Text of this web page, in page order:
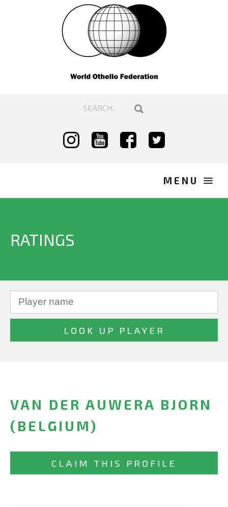
RATINGS
VAN DER AUWERA BJORN
(BELGIUM)
CLAIM THIS PROFILE